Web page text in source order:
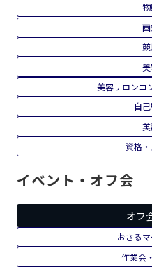
美容サロンコ
自
資格
イベント・オフ会
オフ
おさる
作業会